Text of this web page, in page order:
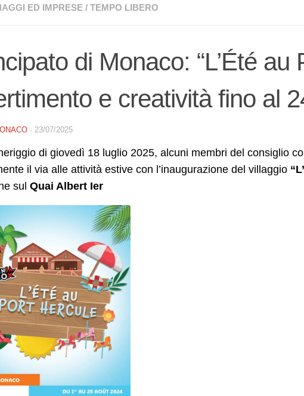
ED IMPRESE / TEMPO LIBERO
di Monaco: “L’Été au
e creatività fino al
· 23/07/2025
di giovedì 18 luglio 2025, alcuni membri del consiglio
il via alle attività estive con l’inaugurazione del villaggio
sul Quai Albert Ier